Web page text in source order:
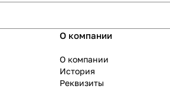
О компании
О компании
История
Реквизиты